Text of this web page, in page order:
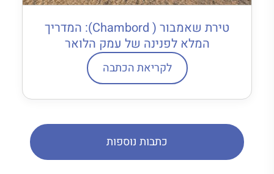
טירת שאמבור ( Chambord): המדריך
המלא לפנינה של עמק הלואר
לקריאת הכתבה
כתבות נוספות